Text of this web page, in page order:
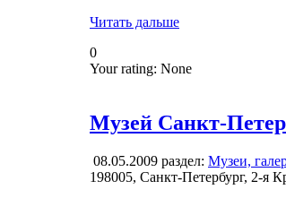
Читать дальше
0
Your rating: None
Музей Санкт-
08.05.2009 раздел: Музеи,
198005, Санкт-Петербург, 2-я